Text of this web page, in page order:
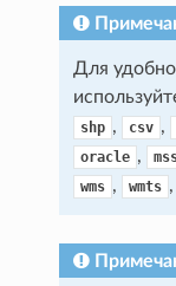
Для
shp , csv ,
oracle ,
wms , wmts ,